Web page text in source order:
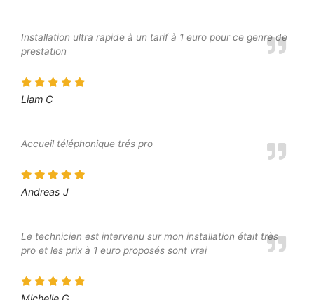
Installation ultra rapide à un tarif à 1 euro pour ce genre de
prestation
Liam C
Accueil téléphonique trés pro
Andreas J
Le technicien est intervenu sur mon installation était très
pro et les prix à 1 euro proposés sont vrai